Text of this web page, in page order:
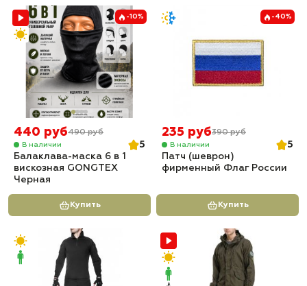
-10%
440 руб490 руб
В наличии
5
Балаклава-маска 6 в 1
вискозная GONGTEX
Черная
Купить
-40%
235 руб390 руб
В наличии
5
Патч (шеврон)
фирменный Флаг России
Купить